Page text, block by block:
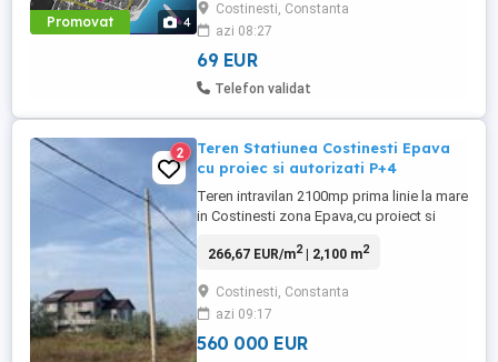
Promovat 4
parcela terenul in 3 loturi de 500m fiecare.
Terenul este intarusat topografic,
cadastru , certificat de urbanism ...
Costinesti, Constanta
azi 08:27
69 EUR
Telefon validat
2
Teren Statiunea Costinesti Epava
cu proiec si autorizati P+4
Teren intravilan 2100mp prima linie la mare
in Costinesti zona Epava,cu proiect si
unitati individuale tip apartamente de
deschidere de 30ml la 2drumuri
paralele,iar suprafata construita pe fiecare
nivel este de 840mp avand in total ...
266,67 EUR/m2| 2,100 m2
Costinesti, Constanta
azi 09:17
560 000 EUR